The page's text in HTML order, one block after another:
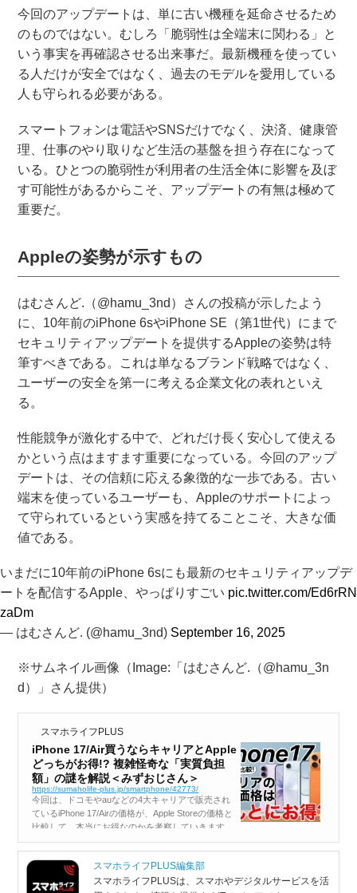
今回のアップデートは、単に古い機種を延命させるため
のものではない。むしろ「脆弱性は全端末に関わる」と
いう事実を再確認させる出来事だ。最新機種を使ってい
る人だけが安全ではなく、過去のモデルを愛用している
人も守られる必要がある。
スマートフォンは電話やSNSだけでなく、決済、健康管
理、仕事のやり取りなど生活の基盤を担う存在になって
いる。ひとつの脆弱性が利用者の生活全体に影響を及ぼ
す可能性があるからこそ、アップデートの有無は極めて
重要だ。
Appleの姿勢が示すもの
はむさんど.（@hamu_3nd）さんの投稿が示したよう
に、10年前のiPhone 6sやiPhone SE（第1世代）にまで
セキュリティアップデートを提供するAppleの姿勢は特
筆すべきである。これは単なるブランド戦略ではなく、
ユーザーの安全を第一に考える企業文化の表れといえ
る。
性能競争が激化する中で、どれだけ長く安心して使える
かという点はますます重要になっている。今回のアップ
デートは、その信頼に応える象徴的な一歩である。古い
端末を使っているユーザーも、Appleのサポートによっ
て守られているという実感を持てることこそ、大きな価
値である。
いまだに10年前のiPhone 6sにも最新のセキュリティアップデ
ートを配信するApple、やっぱりすごい pic.twitter.com/Ed6rRN
zaDm
— はむさんど. (@hamu_3nd) September 16, 2025
※サムネイル画像（Image:「はむさんど.（@hamu_3n
d）」さん提供）
スマホライフPLUS
iPhone 17/Air買うならキャリアとApple
どっちがお得!? 複雑怪奇な「実質負担
額」の謎を解説＜みずおじさん＞
https://sumaholife-plus.jp/smartphone/42773/
今回は、ドコモやauなどの4大キャリアで販売され
ているiPhone 17/Airの価格が、Apple Storeの価格と
比較して、本当にお得なのかを考察していきます。
キャリアでは何とか割りとかがたくさん用意されて
いて、結局「実質負担額」がよく分からないと思い
ます。その...
スマホライフPLUS編集部
スマホライフPLUSは、スマホやデジタルサービスを活